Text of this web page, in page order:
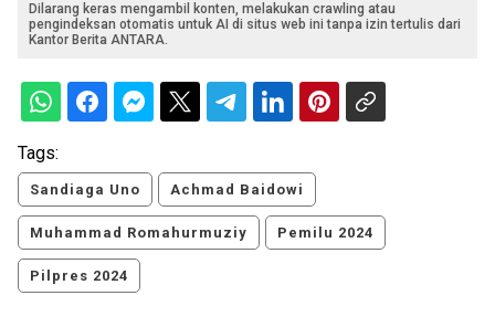
Dilarang keras mengambil konten, melakukan crawling atau
pengindeksan otomatis untuk AI di situs web ini tanpa izin tertulis dari
Kantor Berita ANTARA.
Tags:
Sandiaga Uno Achmad Baidowi
Muhammad Romahurmuziy Pemilu 2024
Pilpres 2024